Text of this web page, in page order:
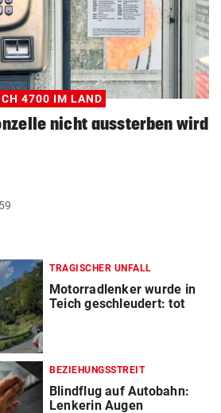
4700 IM LAND
nicht aussterben wird
TRAGISCHER UNFALL
Motorradlenker wurde in
Teich geschleudert: tot
BEZIEHUNGSSTREIT
Blindflug auf Autobahn:
Lenkerin Augen